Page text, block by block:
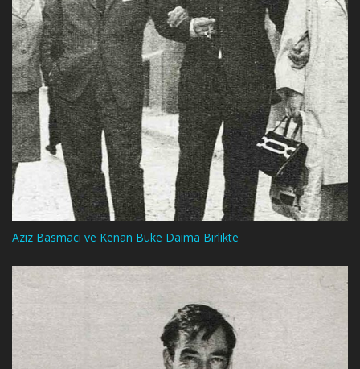
Aziz Basmacı ve Kenan Büke Daima Birlikte